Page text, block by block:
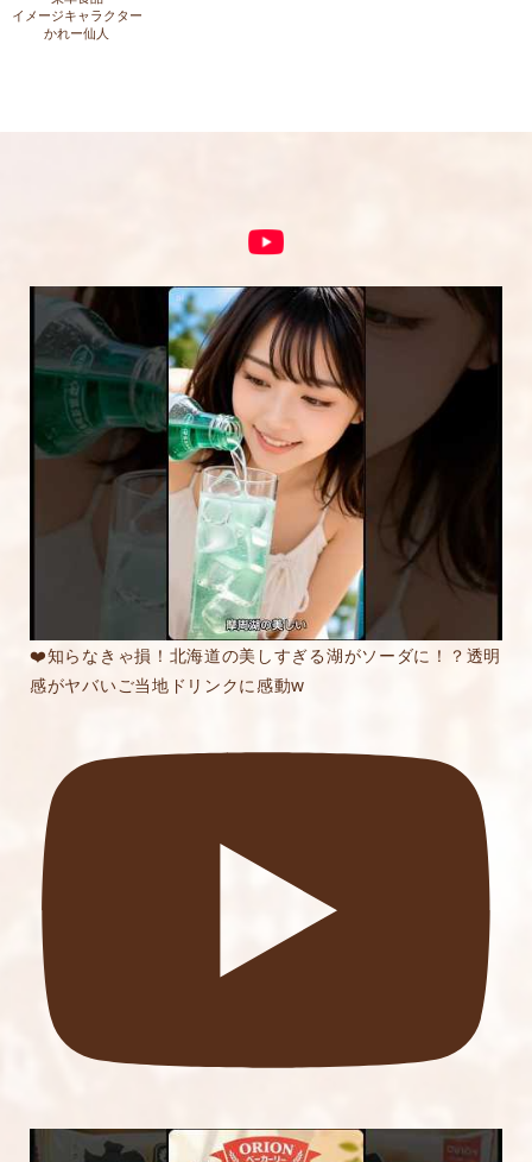
5段階評価をつけてください
★
★★
★★★
★★★★
★★★★★
内容をご確認の上、「レビューを送信する」ボ
タンから送信ください。
イメージキャラクター
かれー仙人
❤️知らなきゃ損！北海道の美しすぎる湖がソーダに！？透明
感がヤバいご当地ドリンクに感動w